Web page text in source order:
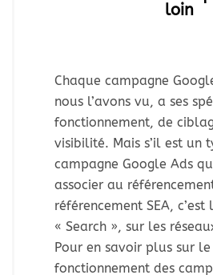
loin
Chaque campagne
nous l’avons vu, a ses
fonctionnement, de
visibilité. Mais s’il est un
campagne Google Ads
associer au
référencement SEA, c’est
« Search », sur les
Pour en savoir plus sur le
fonctionnement des